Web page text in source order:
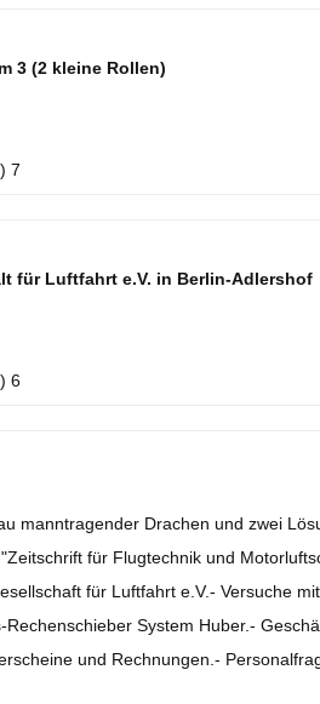
3 (2 kleine Rollen)
7
für Luftfahrt e.V. in Berlin-Adlershof
6
manntragender Drachen und zwei
für Flugtechnik und
für Luftfahrt e.V.- Versuche mit
System Huber.-
und Rechnungen.-